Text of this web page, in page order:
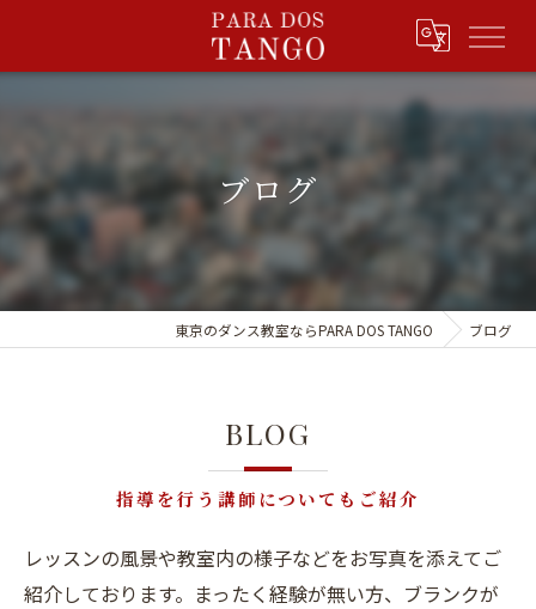
ブログ
東京のダンス教室ならPARA DOS TANGO ブログ
BLOG
指導を行う講師についてもご紹介
レッスンの風景や教室内の様子などをお写真を添えてご
紹介しております。まったく経験が無い方、ブランクが